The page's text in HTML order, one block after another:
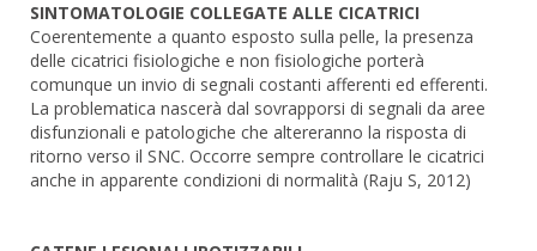
SINTOMATOLOGIE COLLEGATE ALLE CICATRICI
Coerentemente a quanto esposto sulla pelle, la presenza
delle cicatrici fisiologiche e non fisiologiche porterà
comunque un invio di segnali costanti afferenti ed efferenti.
La problematica nascerà dal sovrapporsi di segnali da aree
disfunzionali e patologiche che altereranno la risposta di
ritorno verso il SNC. Occorre sempre controllare le cicatrici
anche in apparente condizioni di normalità (Raju S, 2012)